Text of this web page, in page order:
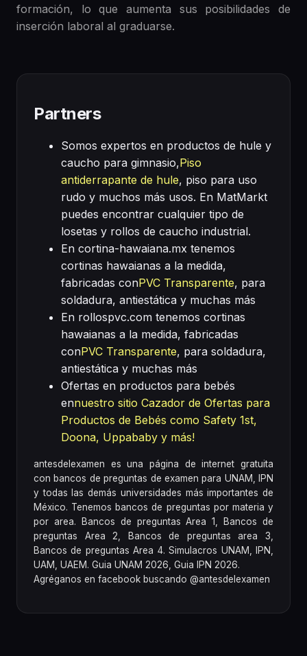
formación, lo que aumenta sus posibilidades de
inserción laboral al graduarse.
Partners
Somos expertos en productos de hule y
caucho para gimnasio,Piso
antiderrapante de hule, piso para uso
rudo y muchos más usos. En MatMarkt
puedes encontrar cualquier tipo de
losetas y rollos de caucho industrial.
En cortina-hawaiana.mx tenemos
cortinas hawaianas a la medida,
fabricadas conPVC Transparente, para
soldadura, antiestática y muchas más
En rollospvc.com tenemos cortinas
hawaianas a la medida, fabricadas
conPVC Transparente, para soldadura,
antiestática y muchas más
Ofertas en productos para bebés
ennuestro sitio Cazador de Ofertas para
Productos de Bebés como Safety 1st,
Doona, Uppababy y más!
antesdelexamen es una página de internet gratuita
con bancos de preguntas de examen para UNAM, IPN
y todas las demás universidades más importantes de
México. Tenemos bancos de preguntas por materia y
por area. Bancos de preguntas Area 1, Bancos de
preguntas Area 2, Bancos de preguntas area 3,
Bancos de preguntas Area 4. Simulacros UNAM, IPN,
UAM, UAEM. Guia UNAM 2026, Guia IPN 2026.
Agréganos en facebook buscando @antesdelexamen